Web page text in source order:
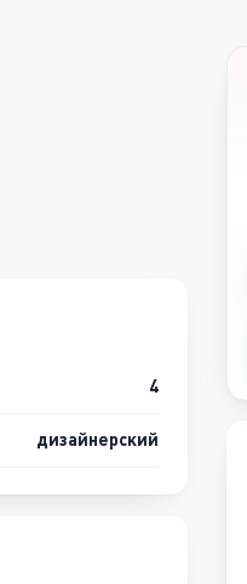
4
дизайнерский